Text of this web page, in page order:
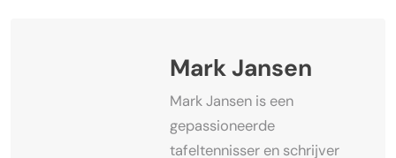
Mark Jansen
Mark Jansen is een
gepassioneerde
tafeltennisser en schrijver